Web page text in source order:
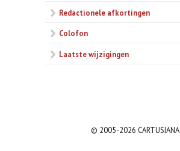
Redactionele afkortingen
Colofon
Laatste wijzigingen
© 2005-2026 CARTUSIANA